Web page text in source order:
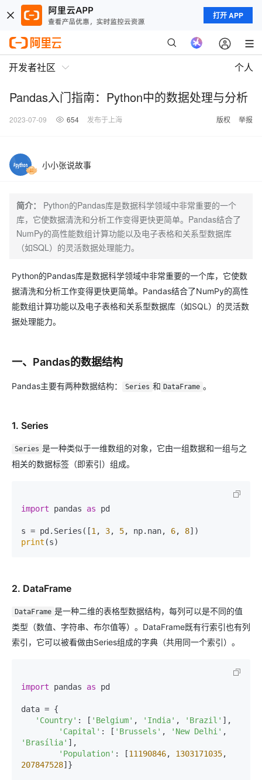
打开 APP
开发者社区 个人
Pandas入门指南：Python中的数据处理与分析
2023-07-09 654 发布于上海 版权 举报
小小张说故事
简介：
Python的Pandas库是数据科学领域中非常重要的一个
库，它使数据清洗和分析工作变得更快更简单。Pandas结合了
NumPy的高性能数组计算功能以及电子表格和关系型数据库
（如SQL）的灵活数据处理能力。
Python的Pandas库是数据科学领域中非常重要的一个库，它使数
据清洗和分析工作变得更快更简单。Pandas结合了NumPy的高性
能数组计算功能以及电子表格和关系型数据库（如SQL）的灵活数
据处理能力。
一、Pandas的数据结构
Pandas主要有两种数据结构： Series 和 DataFrame 。
1. Series
Series 是一种类似于一维数组的对象，它由一组数据和一组与之
相关的数据标签（即索引）组成。
import pandas as pd
s = pd.Series([1 , 3, 5, np.nan, 6, 8
print
2. DataFrame
DataFrame 是一种二维的表格型数据结构，每列可以是不同的值
类型（数值、字符串、布尔值等）。DataFrame既有行索引也有列
索引，它可以被看做由Series组成的字典（共用同一个索引）。
import pandas as pd
data = {
'Country' : [ 'Belgium' , 'India' , 'Brazil' ],
'Capital' : [ 'Brussels' , 'New Delhi'
'Brasília' ],
'Population' : [11190846, 1303171035
207847528]}